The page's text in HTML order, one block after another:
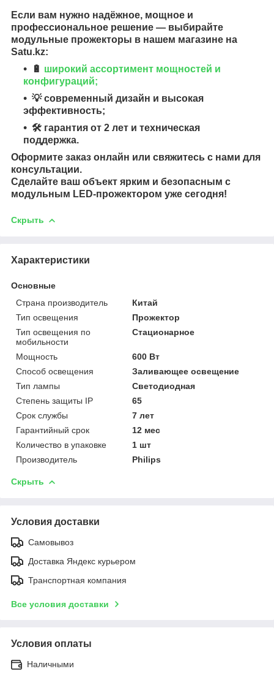
Если вам нужно надёжное, мощное и
профессиональное решение — выбирайте
модульные прожекторы в нашем магазине на
Satu.kz:
🔋 широкий ассортимент мощностей и
конфигураций;
💡 современный дизайн и высокая
эффективность;
🛠 гарантия от 2 лет и техническая
поддержка.
Оформите заказ онлайн или свяжитесь с нами для
консультации.
Сделайте ваш объект ярким и безопасным с
модульным LED-прожектором уже сегодня!
Скрыть
Характеристики
Основные
Страна производитель
Китай
Тип освещения
Прожектор
Тип освещения по
мобильности
Стационарное
Мощность
600 Вт
Способ освещения
Заливающее освещение
Тип лампы
Светодиодная
Степень защиты IP
65
Срок службы
7 лет
Гарантийный срок
12 мес
Количество в упаковке
1 шт
Производитель
Philips
Скрыть
Условия доставки
Самовывоз
Доставка Яндекс курьером
Транспортная компания
Все условия доставки
Условия оплаты
Наличными